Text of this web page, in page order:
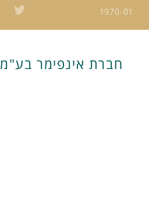
1970-01
חברת אינפימר בע"מ